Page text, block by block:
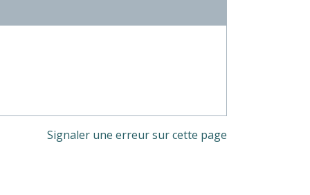
Signaler une erreur sur cette page